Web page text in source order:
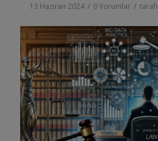
13 Haziran 2024 / 0 Yorumlar /